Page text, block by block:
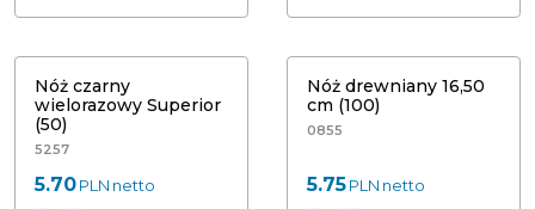
Nóż czarny wielorazowy Superior
Nóż czarny
wielorazowy Superior
(50)
5257
5.70PLN netto
Nóż drewniany 16,50
cm (100)
0855
5.75PLN netto